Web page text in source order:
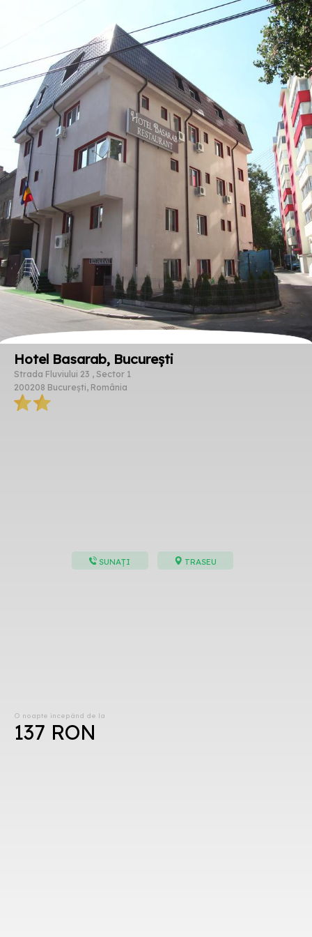
Hotel Basarab, București
Strada Fluviului 23 , Sector 1
200208 București, România
SUNAȚI TRASEU
O noapte începând de la
137 RON